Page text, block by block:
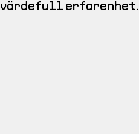
värdefull erfarenhet.